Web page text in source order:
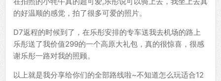
的好温顺的感觉，拍了很多可爱的照片。
D7返程的时候到了，在乐彤安排的专车送我去机场的路上
乐彤送了我价值299的一个高原大礼包，真的很惊喜，很感
谢乐彤一路对我的照顾。
以上就是我分享给你们的全部路线啦~不知道怎么玩适合12